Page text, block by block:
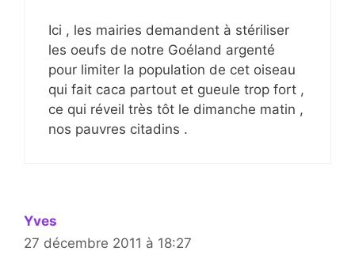
Ici , les mairies demandent à stériliser
les oeufs de notre Goéland argenté
pour limiter la population de cet oiseau
qui fait caca partout et gueule trop fort ,
ce qui réveil très tôt le dimanche matin ,
nos pauvres citadins .
Yves
27 décembre 2011 à 18:27